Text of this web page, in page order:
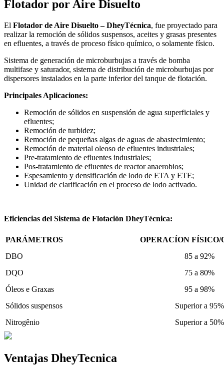
Flotador por Aire Disuelto
El Flotador de Aire Disuelto – DheyTécnica, fue proyectado para
realizar la remoción de sólidos suspensos, aceites y grasas presentes
en efluentes, a través de proceso físico químico, o solamente físico.
Sistema de generación de microburbujas a través de bomba
multifase y saturador, sistema de distribución de microburbujas por
dispersores instalados en la parte inferior del tanque de flotación.
Principales Aplicaciones:
Remoción de sólidos en suspensión de agua superficiales y
efluentes;
Remoción de turbidez;
Remoción de pequeñas algas de aguas de abastecimiento;
Remoción de material oleoso de efluentes industriales;
Pre-tratamiento de efluentes industriales;
Pos-tratamiento de efluentes de reactor anaerobios;
Espesamiento y densificación de lodo de ETA y ETE;
Unidad de clarificación en el proceso de lodo activado.
Eficiencias del Sistema de Flotación DheyTécnica:
PARÁMETROS
OPERACÍON
DBO
85 a 92%
DQO
75 a 80%
Óleos e Graxas
95 a 98%
Sólidos suspensos
Superior a 95%
Nitrogênio
Superior a 50%
Ventajas DheyTecnica